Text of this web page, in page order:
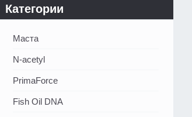
Категории
Маста
N-acetyl
PrimaForce
Fish Oil DNA